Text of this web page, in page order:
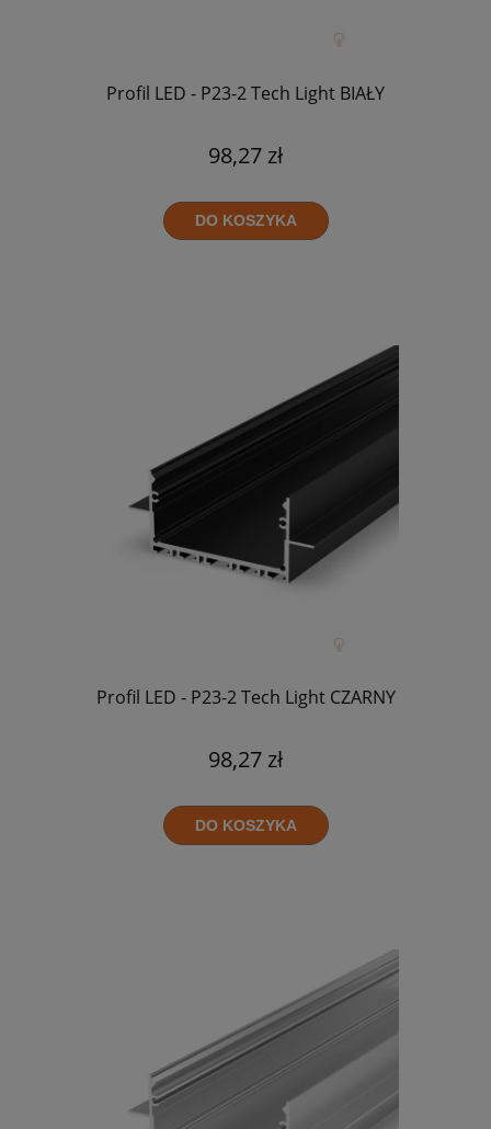
Profil LED - P23-2 Tech Light BIAŁY
98,27 zł
DO KOSZYKA
Profil LED - P23-2 Tech Light CZARNY
98,27 zł
DO KOSZYKA